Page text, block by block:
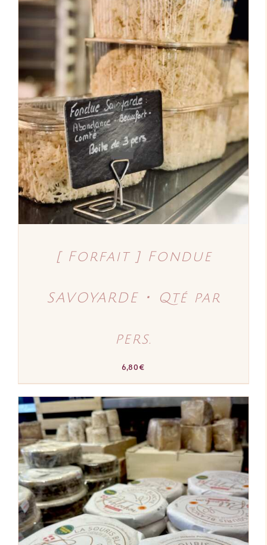
AJOUTER AU PANIER
/
DÉTAILS
[ Forfait ] Fondue
SAVOYARDE ･ Qté par
pers.
6,80€
AJOUTER AU PANIER
/
DÉTAILS